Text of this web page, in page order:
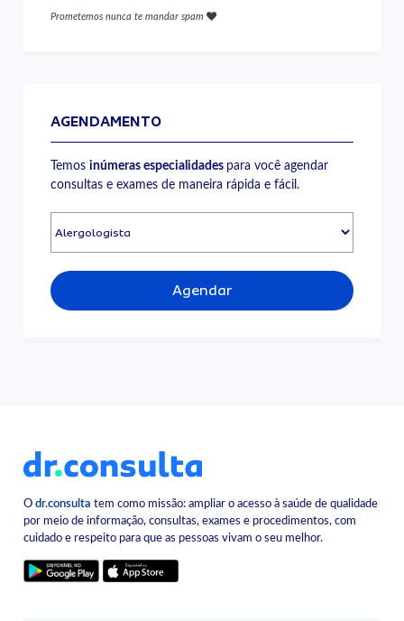
Prometemos nunca te mandar spam
AGENDAMENTO
Temosinúmeras especialidades para você agendar
consultas e exames de maneira rápida e fácil.
Agendar
Odr.consulta tem como missão: ampliar o acesso à saúde de qualidade
por meio de informação, consultas, exames e procedimentos, com
cuidado e respeito para que as pessoas vivam o seu melhor.